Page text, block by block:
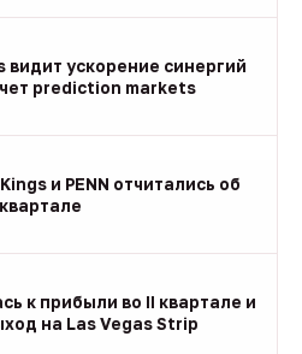
видит ускорение синергий
prediction markets
и PENN отчитались об
к прибыли во II квартале и
на Las Vegas Strip